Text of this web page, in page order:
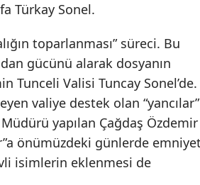
Türkay Sonel.
toparlanması” süreci. Bu
gücünü alarak dosyanın
Tunceli Valisi Tuncay Sonel’de.
valiye destek olan “yancılar”
yapılan Çağdaş Özdemir
önümüzdeki günlerde
isimlerin eklenmesi de